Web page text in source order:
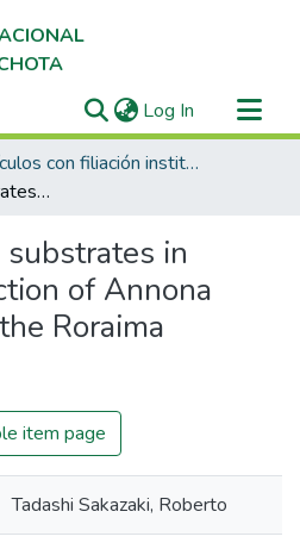
Log In (current)
Artículos con filiación institucional UNACH en revistas indexadas en Scopus, Web of Science y SciELO
Shade nets and substrates in seedling production of Annona squamosa L. In the Roraima Cerrado.
in
of Annona
Roraima
item page
Tadashi Sakazaki, Roberto